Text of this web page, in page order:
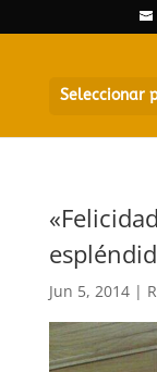
Seleccionar
Jun 5, 2014|